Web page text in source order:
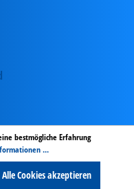
Zahlung und Versand
Widerruf
Impressum
bestmögliche Erfahrung
...
Alle Cookies akzeptieren